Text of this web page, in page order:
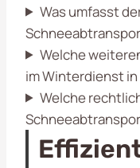
Was umfasst
Welche
im Winterdienst in
Welche